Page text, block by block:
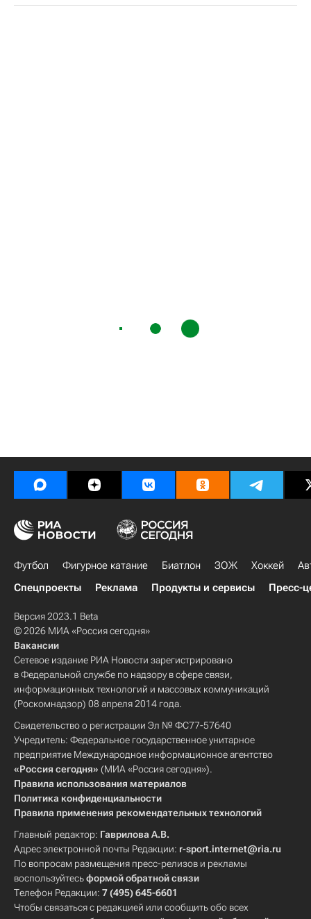
Футбол Фигурное катание Биатлон ЗОЖ Хоккей
Спецпроекты
Реклама Продукты и сервисы Пресс-
Версия 2023.1 Beta
© 2026 МИА «Россия сегодня»
Вакансии
Сетевое издание РИА Новости зарегистрировано
в Федеральной службе по надзору в сфере связи,
информационных технологий и массовых коммуникаций
(Роскомнадзор) 08 апреля 2014 года.
Свидетельство о регистрации Эл № ФС77-57640
Учредитель: Федеральное государственное унитарное
предприятие Международное информационное агентство
«Россия сегодня» (МИА «Россия сегодня»).
Правила использования материалов
Политика конфиденциальности
Правила применения рекомендательных технологий
Главный редактор: Гаврилова А.В.
Адрес электронной почты Редакции: r-sport.internet@ria.ru
По вопросам размещения пресс-релизов и рекламы
воспользуйтесьформой обратной связи
Телефон Редакции: 7 (495) 645-6601
Чтобы связаться с редакцией или сообщить обо всех